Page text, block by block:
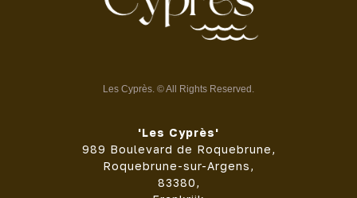
Les Cyprès. © All Rights Reserved.
'Les Cyprès'
989 Boulevard de Roquebrune,
Roquebrune-sur-Argens,
83380,